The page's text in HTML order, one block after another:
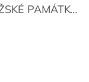
VYSTŘIHOVÁNKY - PRAŽSKÉ PAMÁTKY